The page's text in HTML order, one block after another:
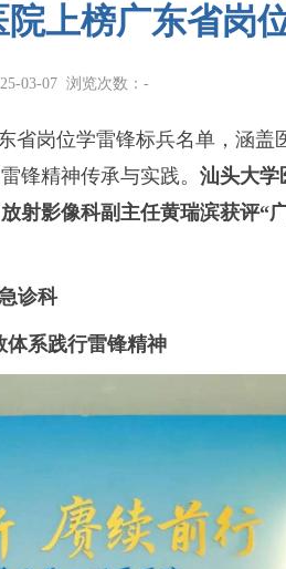
上榜广东省岗
03-07 浏览次数： -
省岗位学雷锋标兵名单，涵盖
锋精神传承与实践。 汕头大学
射影像科副主任黄瑞滨获评“
诊科
体系践行雷锋精神